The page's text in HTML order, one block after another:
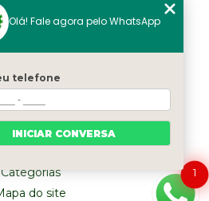
97905-3352
MENU
Home
Institucional
Serviços
Categorias
Mapa do site
1
Olá! Fale agora pelo WhatsApp
telefone
INICIAR CONVERSA